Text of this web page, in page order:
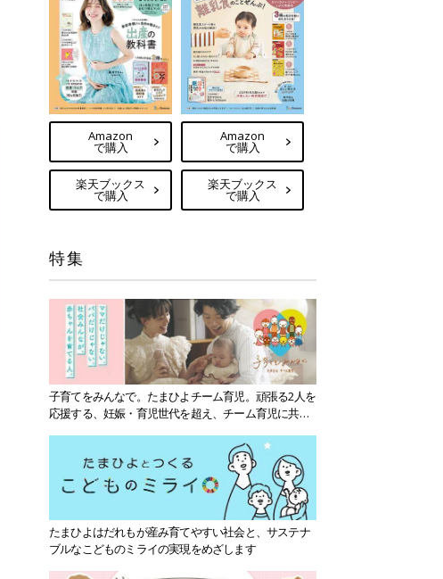
Amazon
で購入
楽天ブックス
で購入
Amazon
で購入
楽天ブックス
で購入
特集
子育てをみんなで。たまひよチーム育児。頑張る2人を
応援する、妊娠・育児世代を超え、チーム育児に共感
たまひよはだれもが産み育てやすい社会と、サステナ
ブルなこどものミライの実現をめざします